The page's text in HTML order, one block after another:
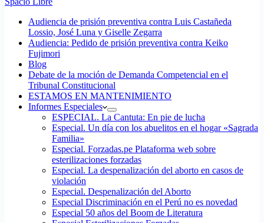
Audiencia de prisión preventiva contra Luis Castañeda
Lossio, José Luna y Giselle Zegarra
Audiencia: Pedido de prisión preventiva contra Keiko
Fujimori
Blog
Debate de la moción de Demanda Competencial en el
Tribunal Constitucional
ESTAMOS EN MANTENIMIENTO
Informes Especiales
ESPECIAL. La Cantuta: En pie de lucha
Especial. Un día con los abuelitos en el hogar «Sagrada
Familia»
Especial. Forzadas.pe Plataforma web sobre
esterilizaciones forzadas
Especial. La despenalización del aborto en casos de
violación
Especial. Despenalización del Aborto
Especial Discriminación en el Perú no es novedad
Especial 50 años del Boom de Literatura